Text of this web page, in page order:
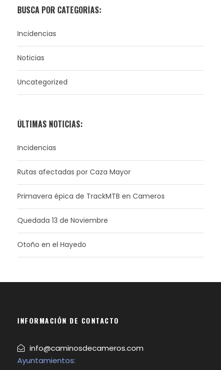
BUSCA POR CATEGORÍAS:
Incidencias
Noticias
Uncategorized
ÚLTIMAS NOTICIAS:
Incidencias
Rutas afectadas por Caza Mayor
Primavera épica de TrackMTB en Cameros
Quedada 13 de Noviembre
Otoño en el Hayedo
INFORMACIÓN DE CONTACTO
info@caminosdecameros.com
Ayuntamientos: